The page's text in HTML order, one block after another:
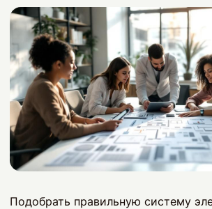
Подобрать правильную систему